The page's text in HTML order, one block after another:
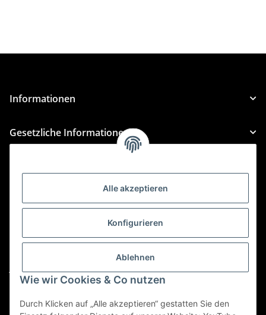
Alle akzeptieren
Konfigurieren
Ablehnen
Wie wir Cookies & Co nutzen
Durch Klicken auf „Alle akzeptieren“ gestatten Sie den
Informationen
Gesetzliche Informationen
Für Custom Anfragen und Custom Bestellungen auch
custom@htr-shop.com
Für Trikot-Anfragen und Bestellungen
teamwear@htr-shop.com